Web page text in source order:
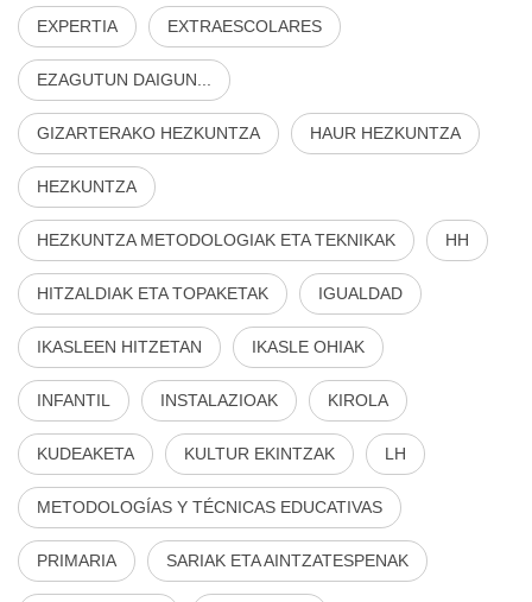
EXPERTIA EXTRAESCOLARES
EZAGUTUN DAIGUN...
GIZARTERAKO HEZKUNTZA HAUR HEZKUNTZA
HEZKUNTZA
HEZKUNTZA METODOLOGIAK ETA TEKNIKAK HH
HITZALDIAK ETA TOPAKETAK IGUALDAD
IKASLEEN HITZETAN IKASLE OHIAK
INFANTIL INSTALAZIOAK KIROLA
KUDEAKETA KULTUR EKINTZAK LH
METODOLOGÍAS Y TÉCNICAS EDUCATIVAS
PRIMARIA SARIAK ETA AINTZATESPENAK